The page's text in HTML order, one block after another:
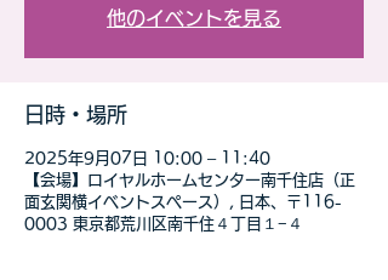
他のイベントを見る
日時・場所
2025年9月07日 10:00 – 11:40
【会場】ロイヤルホームセンター南千住店（正
面玄関横イベントスペース）, 日本、〒116-
0003 東京都荒川区南千住４丁目１−４